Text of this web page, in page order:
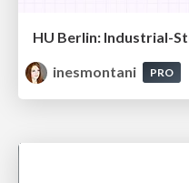
inesmontani
PRO